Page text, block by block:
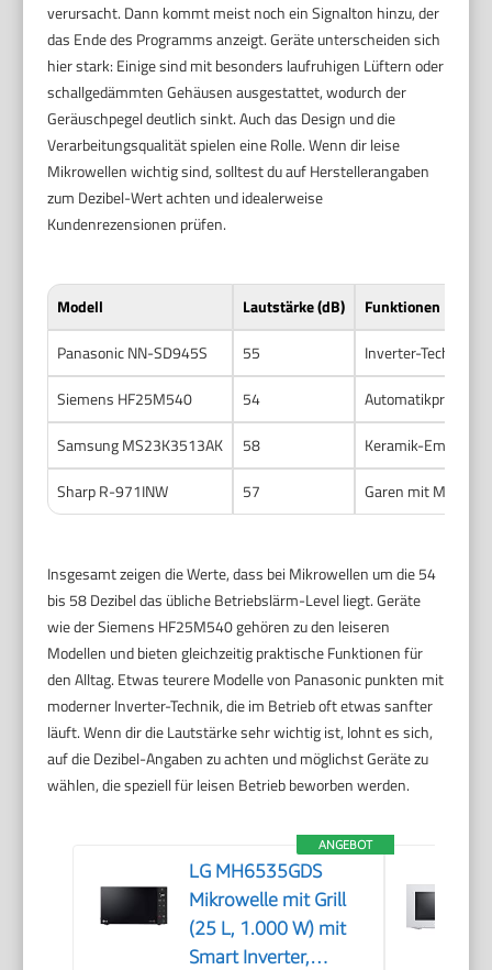
verursacht. Dann kommt meist noch ein Signalton hinzu, der
das Ende des Programms anzeigt. Geräte unterscheiden sich
hier stark: Einige sind mit besonders laufruhigen Lüftern oder
schallgedämmten Gehäusen ausgestattet, wodurch der
Geräuschpegel deutlich sinkt. Auch das Design und die
Verarbeitungsqualität spielen eine Rolle. Wenn dir leise
Mikrowellen wichtig sind, solltest du auf Herstellerangaben
zum Dezibel-Wert achten und idealerweise
Kundenrezensionen prüfen.
Modell Lautstärke (dB)
Funktionen
Panasonic NN-SD945S
55
Inverter-
Siemens HF25M540
54
Samsung MS23K3513AK
58
Keramik-Emaille,
Sharp R-971INW
57 Garen mit
Insgesamt zeigen die Werte, dass bei Mikrowellen um die 54
bis 58 Dezibel das übliche Betriebslärm-Level liegt. Geräte
wie der Siemens HF25M540 gehören zu den leiseren
Modellen und bieten gleichzeitig praktische Funktionen für
den Alltag. Etwas teurere Modelle von Panasonic punkten mit
moderner Inverter-Technik, die im Betrieb oft etwas sanfter
läuft. Wenn dir die Lautstärke sehr wichtig ist, lohnt es sich,
auf die Dezibel-Angaben zu achten und möglichst Geräte zu
wählen, die speziell für leisen Betrieb beworben werden.
ANGEBOT
LG MH6535GDS
Mikrowelle mit Grill
(25 L, 1.000 W) mit
Smart Inverter,